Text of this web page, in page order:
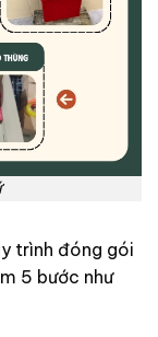
trình đóng gói
5 bước như